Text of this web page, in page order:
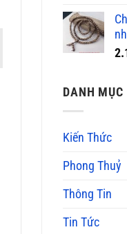
DANH MỤC
Kiến Thức
Phong Thuỷ
Thông Tin
Tin Tức